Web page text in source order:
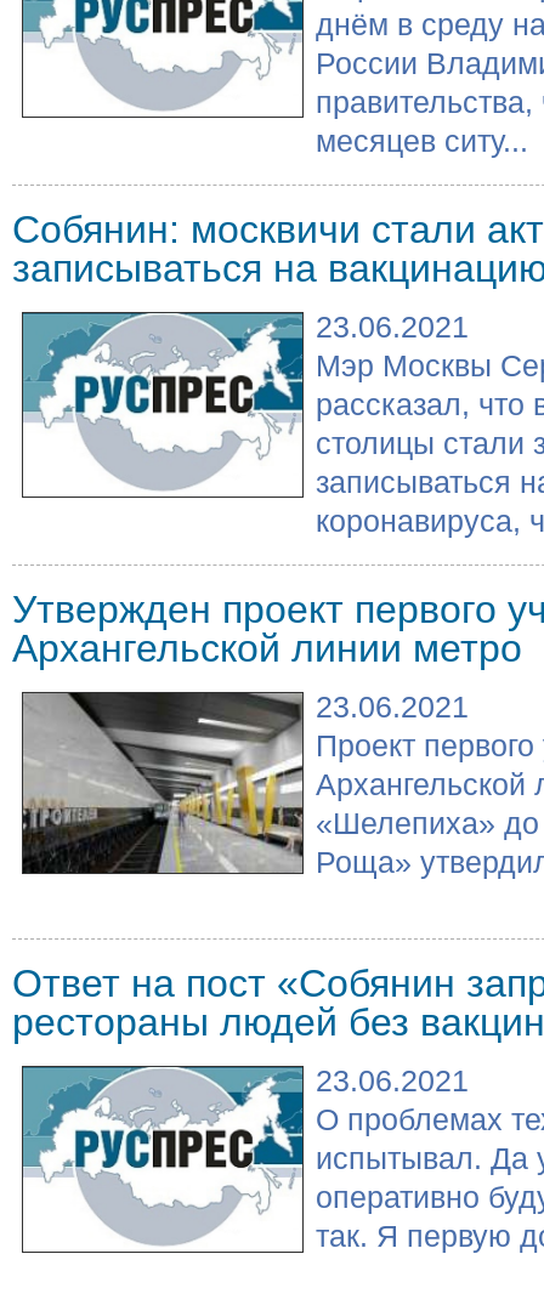
днём в среду
России
месяцев ситу...
Собянин: москвичи стали
записываться на
23.06.2021
Мэр Москвы
рассказал, что
столицы стали
записываться
коронавируса,
Утвержден проект первого
Архангельской линии метро
23.06.2021
Проект
Архангельской
«Шелепиха» до
Роща»
Ответ на пост «Собянин
рестораны людей без
23.06.2021
О проблемах
испытывал. Да
оперативно
так. Я первую